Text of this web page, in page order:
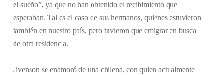
el sueño”, ya que no han obtenido el recibimiento que
esperaban. Tal es el caso de sus hermanos, quienes estuvieron
también en nuestro país, pero tuvieron que emigrar en busca
de otra residencia.
Jivenson se enamoró de una chilena, con quien actualmente